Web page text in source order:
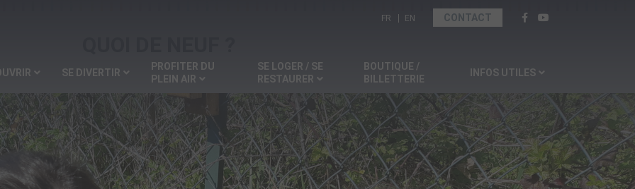
Sélectionnez votre langue
FR EN CONTACT
SE DIVERTIR
PROFITER DU
PLEIN AIR
SE LOGER / SE
RESTAURER
BOUTIQUE /
BILLETTERIE
INFOS UTILES